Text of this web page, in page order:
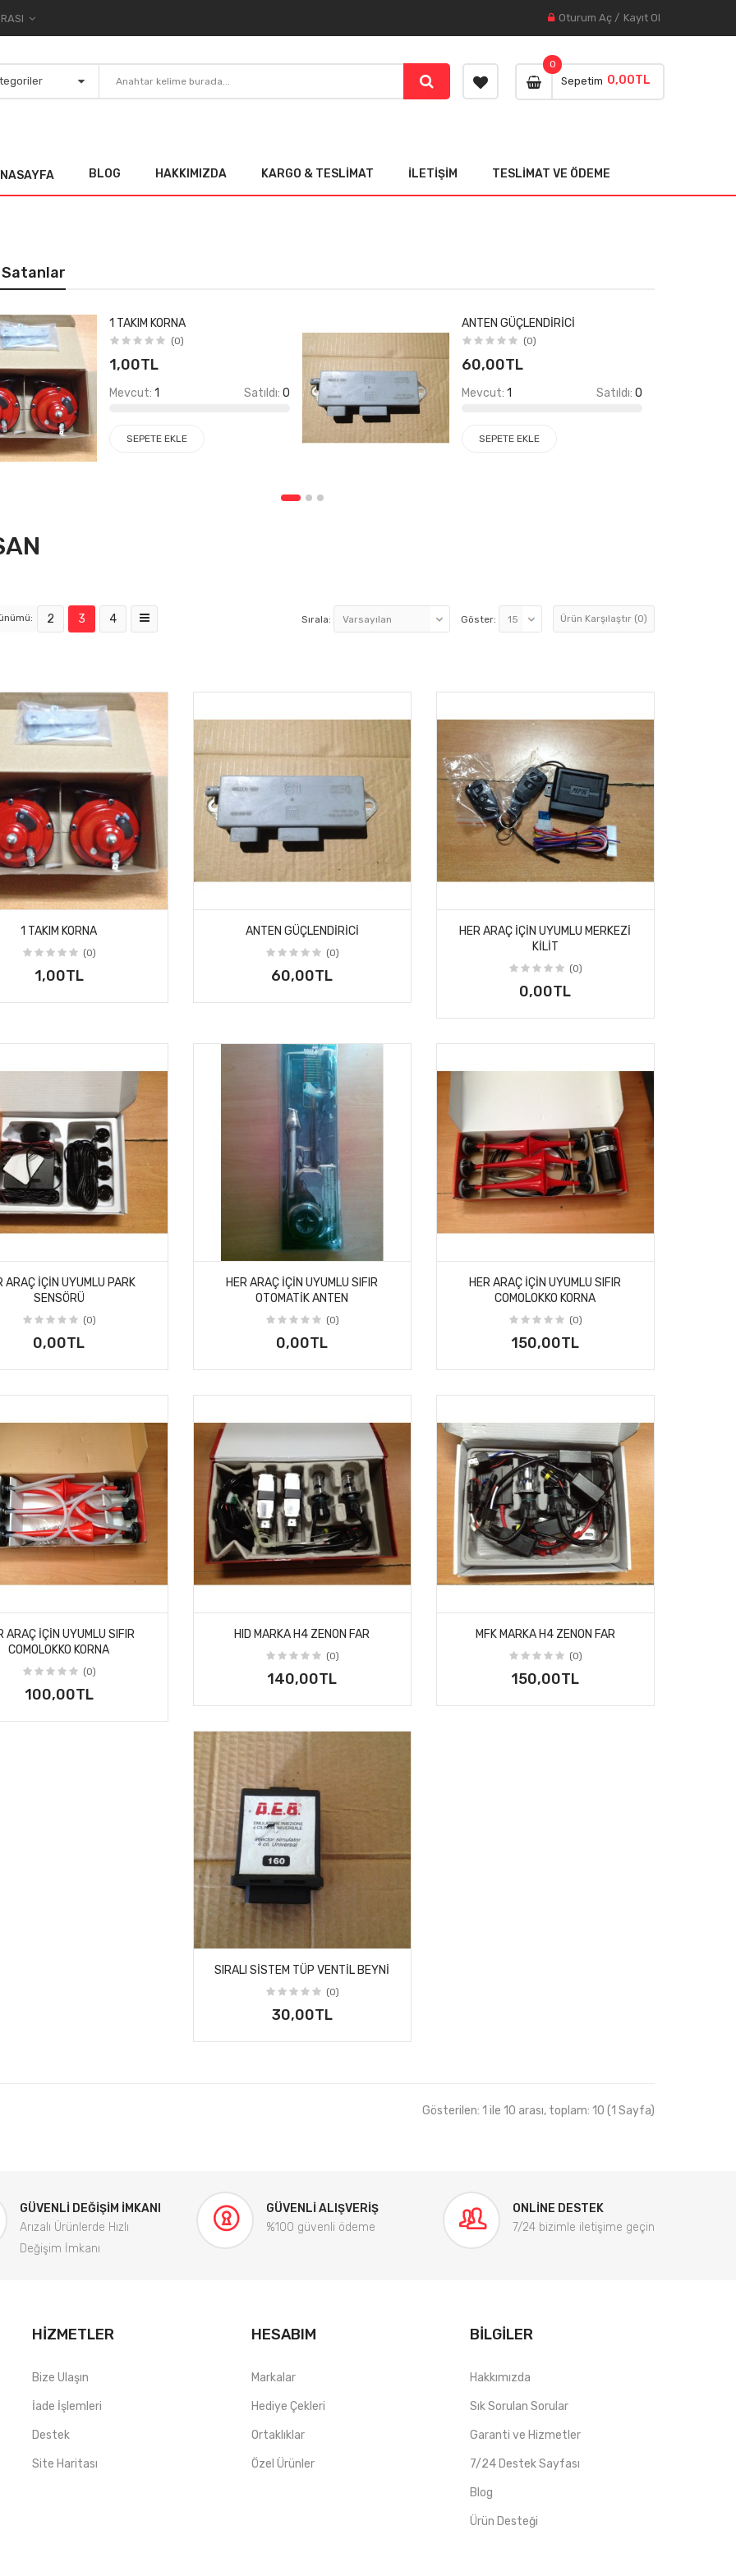
Oturum Aç / Kayıt Ol
Sepetim
0
0,00TL
BLOG HAKKIMIZDA KARGO & TESLIMAT İLETIŞIM TESLIMAT VE ÖDEME
Satanlar
1 TAKIM KORNA
(0)
1,00TL
Mevcut: 1 Satıldı: 0
SEPETE EKLE
ANTEN GÜÇLENDIRICI
(0)
60,00TL
Mevcut: 1 Satıldı: 0
SEPETE EKLE
2 3 4 Sırala: Göster: Ürün Karşılaştır (0)
1 TAKIM KORNA
(0)
1,00TL
ANTEN GÜÇLENDIRICI
(0)
60,00TL
HER ARAÇ IÇIN UYUMLU MERKEZI
KILIT
(0)
0,00TL
ARAÇ IÇIN UYUMLU PARK
SENSÖRÜ
(0)
0,00TL
HER ARAÇ IÇIN UYUMLU SIFIR
OTOMATIK ANTEN
(0)
0,00TL
HER ARAÇ IÇIN UYUMLU SIFIR
COMOLOKKO KORNA
(0)
150,00TL
ARAÇ IÇIN UYUMLU SIFIR
COMOLOKKO KORNA
(0)
100,00TL
HID MARKA H4 ZENON FAR
(0)
140,00TL
MFK MARKA H4 ZENON FAR
(0)
150,00TL
SIRALI SISTEM TÜP VENTIL BEYNI
(0)
30,00TL
Gösterilen: 1 ile 10 arası, toplam: 10 (1 Sayfa)
GÜVENLI DEĞIŞIM İMKANI
Arızalı Ürünlerde Hızlı
Değişim İmkanı
GÜVENLI ALIŞVERIŞ
%100 güvenli ödeme
ONLINE DESTEK
7/24 bizimle iletişime geçin
HIZMETLER
Bize Ulaşın
İade İşlemleri
Destek
Site Haritası
HESABIM
Markalar
Hediye Çekleri
Ortaklıklar
Özel Ürünler
BILGILER
Hakkımızda
Sık Sorulan Sorular
Garanti ve Hizmetler
7/24 Destek Sayfası
Blog
Ürün Desteği